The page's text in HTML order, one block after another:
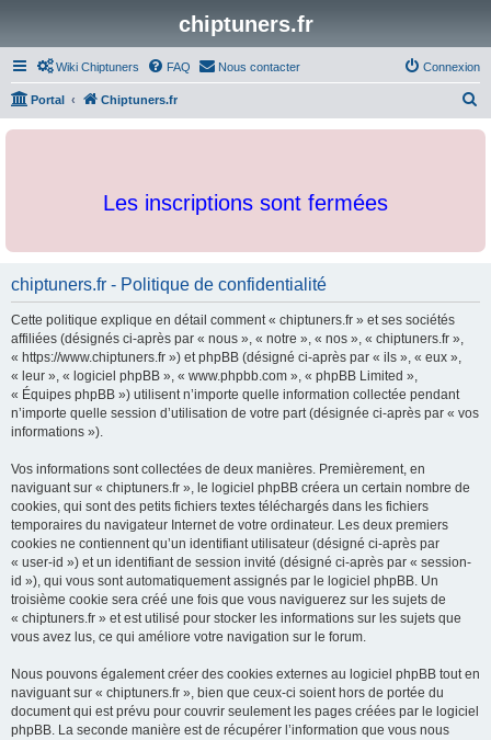
chiptuners.fr
Wiki Chiptuners FAQ Nous contacter Connexion
Portal Chiptuners.fr
c
Les inscriptions sont fermées
chiptuners.fr - Politique de confidentialité
Cette politique explique en détail comment « chiptuners.fr » et ses sociétés
affiliées (désignés ci-après par « nous », « notre », « nos », « chiptuners.fr »,
« https://www.chiptuners.fr ») et phpBB (désigné ci-après par « ils », « eux »,
« leur », « logiciel phpBB », « www.phpbb.com », « phpBB Limited »,
« Équipes phpBB ») utilisent n’importe quelle information collectée pendant
n’importe quelle session d’utilisation de votre part (désignée ci-après par « vos
informations »).
Vos informations sont collectées de deux manières. Premièrement, en
naviguant sur « chiptuners.fr », le logiciel phpBB créera un certain nombre de
cookies, qui sont des petits fichiers textes téléchargés dans les fichiers
temporaires du navigateur Internet de votre ordinateur. Les deux premiers
cookies ne contiennent qu’un identifiant utilisateur (désigné ci-après par
« user-id ») et un identifiant de session invité (désigné ci-après par « session-
id »), qui vous sont automatiquement assignés par le logiciel phpBB. Un
troisième cookie sera créé une fois que vous naviguerez sur les sujets de
« chiptuners.fr » et est utilisé pour stocker les informations sur les sujets que
vous avez lus, ce qui améliore votre navigation sur le forum.
Nous pouvons également créer des cookies externes au logiciel phpBB tout en
naviguant sur « chiptuners.fr », bien que ceux-ci soient hors de portée du
document qui est prévu pour couvrir seulement les pages créées par le logiciel
phpBB. La seconde manière est de récupérer l’information que vous nous